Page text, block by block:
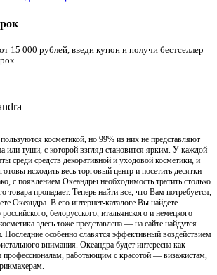
15 000 рублей, введи купон и получи бестселлер
косметикой, но 99% из них не представляют
или туши, с которой взгляд становится ярким. У каждой
среди средств декоративной и уходовой косметики, и
исходить весь торговый центр и посетить десятки
с появлением Океандры необходимость тратить столько
товара пропадает. Теперь найти все, что Вам потребуется,
Океандра. В его интернет-каталоге Вы найдете
белорусского, итальянского и немецкого
здесь тоже представлена — на сайте найдутся
Последние особенно славятся эффективный воздействием
внимания. Океандра будет интересна как
работающим с красотой — визажистам,